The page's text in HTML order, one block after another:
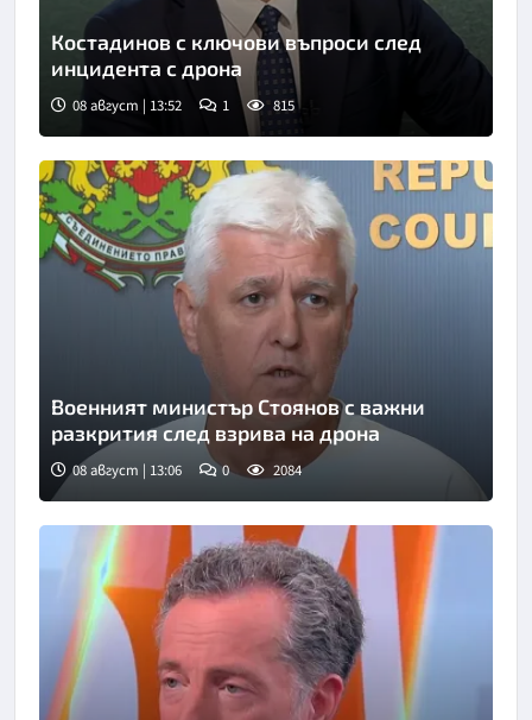
Снимка: Нова телевизия
Костадинов с ключови въпроси след
инцидента с дрона
08 август | 13:52 1 815
Военният министър Стоянов с важни
разкрития след взрива на дрона
08 август | 13:06 0 2084